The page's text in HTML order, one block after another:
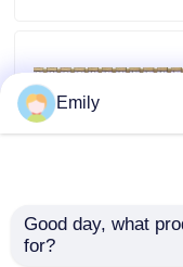
Gevallen
Het uitgebreide
Het
Architecturaal Stijf
Emily
Good day, what
for?